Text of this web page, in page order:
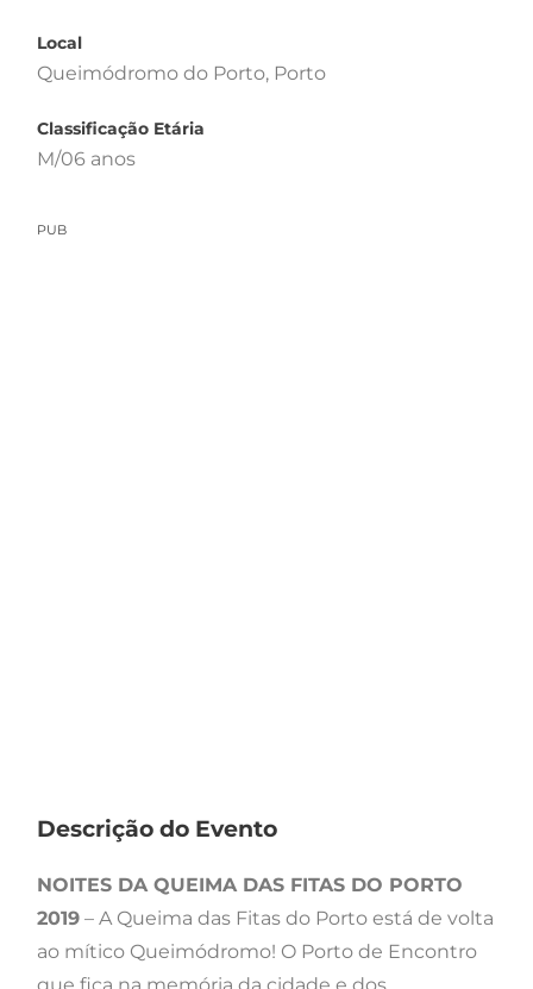
Local
Queimódromo do Porto, Porto
Classificação Etária
M/06 anos
PUB
Descrição do Evento
NOITES DA QUEIMA DAS FITAS DO PORTO
2019 – A Queima das Fitas do Porto está de volta
ao mítico Queimódromo! O Porto de Encontro